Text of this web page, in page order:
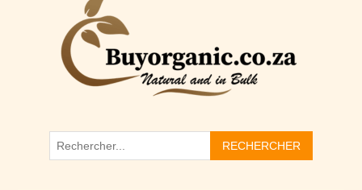
RECHERCHER